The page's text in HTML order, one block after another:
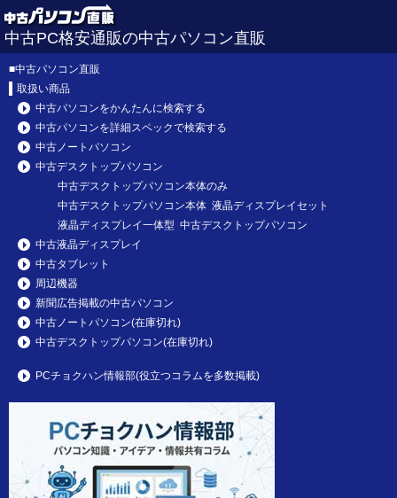
中古PC格安通販の中古パソコン直販
■中古パソコン直販
取扱い商品
中古パソコンをかんたんに検索する
中古パソコンを詳細スペックで検索する
中古ノートパソコン
中古デスクトップパソコン
中古デスクトップパソコン本体のみ
中古デスクトップパソコン本体 液晶ディスプレイセット
液晶ディスプレイ一体型 中古デスクトップパソコン
中古液晶ディスプレイ
中古タブレット
周辺機器
新聞広告掲載の中古パソコン
中古ノートパソコン(在庫切れ)
中古デスクトップパソコン(在庫切れ)
PCチョクハン情報部(役立つコラムを多数掲載)